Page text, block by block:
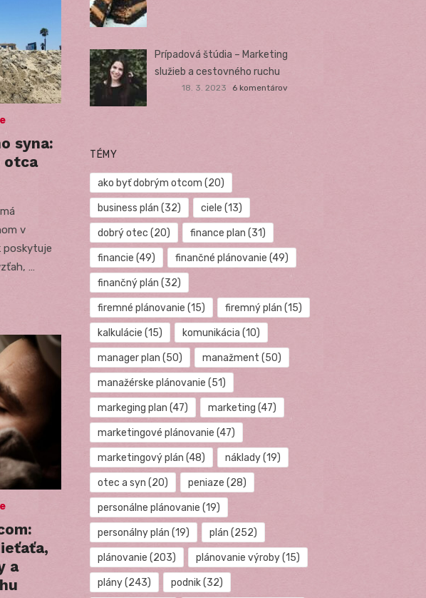
syna:
otca
v
poskytuje
…
a
Prípadová štúdia – Marketing
služieb a cestovného ruchu
18. 3. 2023 6 komentárov
TÉMY
ako byť dobrým otcom (20)
business plán (32) ciele (13)
dobrý otec (20) finance plan (31)
financie (49) finančné plánovanie (49)
finančný plán (32)
firemné plánovanie (15) firemný plán (15)
kalkulácie (15) komunikácia (10)
manager plan (50) manažment (50)
manažérske plánovanie (51)
markeging plan (47) marketing (47)
marketingové plánovanie (47)
marketingový plán (48) náklady(19)
otec a syn (20) peniaze (28)
personálne plánovanie (19)
personálny plán (19) plán (252)
plánovanie (203) plánovanie výroby(15)
plány(243) podnik(32)